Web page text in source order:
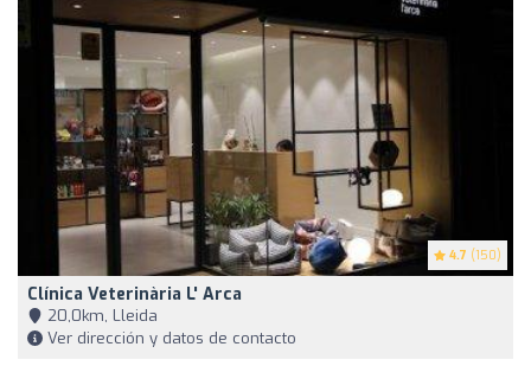
4.7 (150)
Clínica Veterinària L' Arca
20,0km, Lleida
Ver dirección y datos de contacto